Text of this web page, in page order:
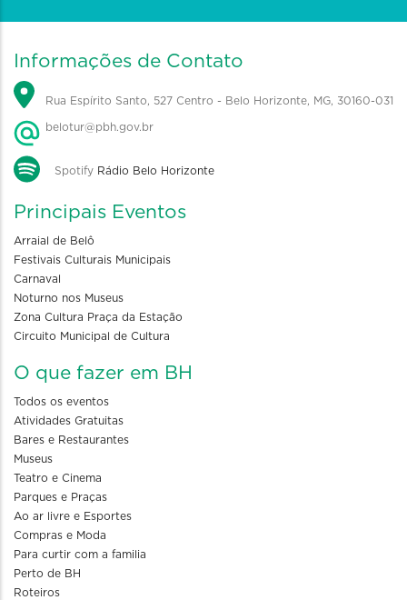
Informações de Contato
Rua Espírito Santo, 527 Centro - Belo Horizonte, MG, 30160-031
belotur@pbh.gov.br
Spotify Rádio Belo Horizonte
Principais Eventos
Arraial de Belô
Festivais Culturais Municipais
Carnaval
Noturno nos Museus
Zona Cultura Praça da Estação
Circuito Municipal de Cultura
O que fazer em BH
Todos os eventos
Atividades Gratuitas
Bares e Restaurantes
Museus
Teatro e Cinema
Parques e Praças
Ao ar livre e Esportes
Compras e Moda
Para curtir com a familia
Perto de BH
Roteiros